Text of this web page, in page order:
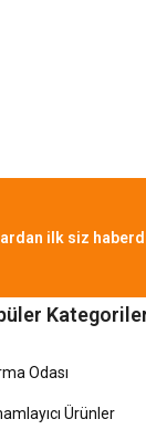
ilk siz
Odası
Ürünler